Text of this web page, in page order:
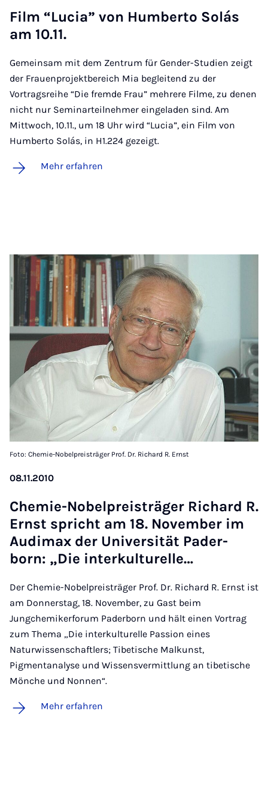
Film “Lu­cia” von Hum­ber­to Solás
am 10.11.
Gemeinsam mit dem Zentrum für Gender-Studien zeigt
der Frauenprojektbereich Mia begleitend zu der
Vortragsreihe “Die fremde Frau” mehrere Filme, zu denen
nicht nur Seminarteilnehmer eingeladen sind. Am
Mittwoch, 10.11., um 18 Uhr wird “Lucia”, ein Film von
Humberto Solás, in H1.224 gezeigt.
Mehr erfahren
Foto: Chemie-Nobelpreisträger Prof. Dr. Richard R. Ernst
08.11.2010
Che­mie-No­bel­preis­trä­ger Ri­chard R.
Ernst spricht am 18. No­vem­ber im
Au­di­max der Uni­ver­si­tät Pa­der­
born: „Die in­ter­kul­tu­rel­le…
Der Chemie-Nobelpreisträger Prof. Dr. Richard R. Ernst ist
am Donnerstag, 18. November, zu Gast beim
Jungchemikerforum Paderborn und hält einen Vortrag
zum Thema „Die interkulturelle Passion eines
Naturwissenschaftlers; Tibetische Malkunst,
Pigmentanalyse und Wissensvermittlung an tibetische
Mönche und Nonnen“.
Mehr erfahren